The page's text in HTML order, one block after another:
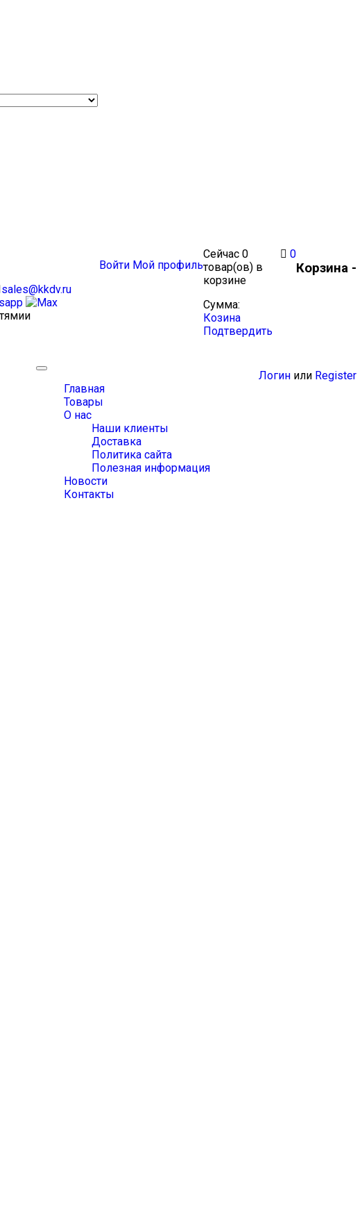
Корзина -
0
Сейчас 0
товар(ов) в
корзине
Сумма:
Козина
Подтвердить
Войти Мой профиль
sales@kkdv.ru
Toggle
navigationГлавная
Товары
О нас
Наши клиенты
Доставка
Политика сайта
Полезная информация
Новости
Контакты
Логин или Register